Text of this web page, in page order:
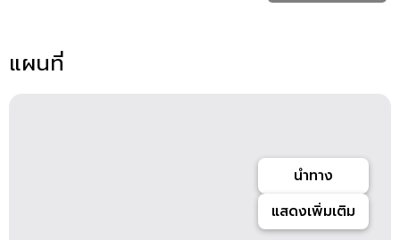
แผนที่
นำทาง
แสดงเพิ่มเติม